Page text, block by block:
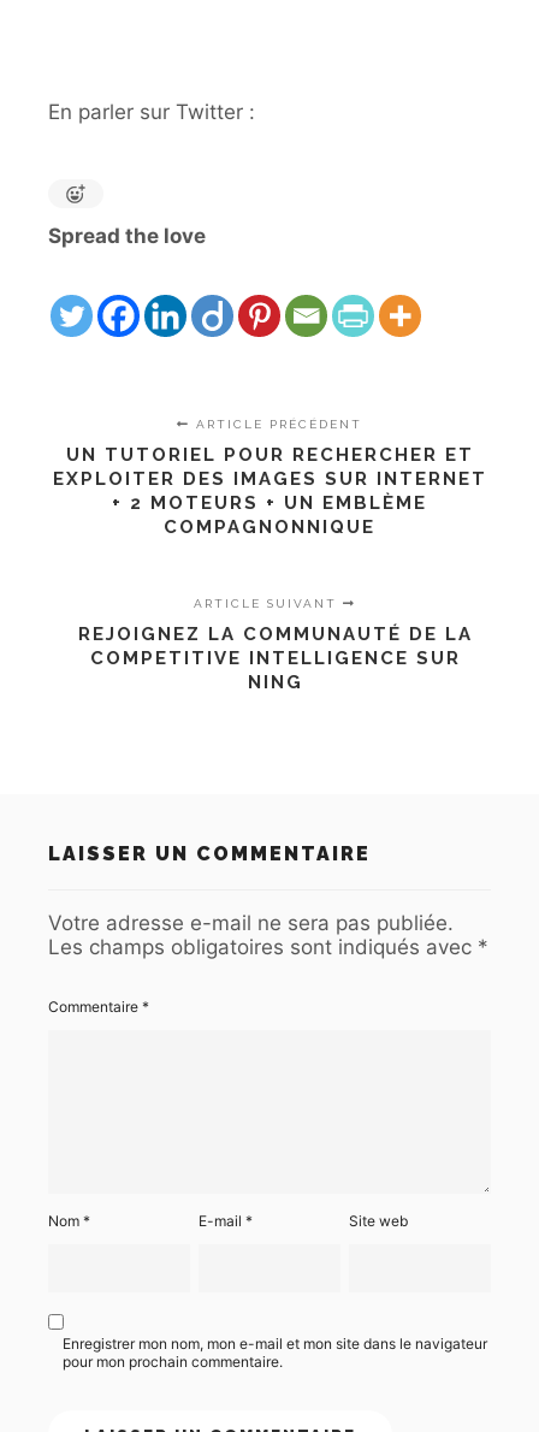
En parler sur Twitter :
Spread the love
ARTICLE PRÉCÉDENT
UN TUTORIEL POUR RECHERCHER ET
EXPLOITER DES IMAGES SUR INTERNET
+ 2 MOTEURS + UN EMBLÈME
COMPAGNONNIQUE
ARTICLE SUIVANT
REJOIGNEZ LA COMMUNAUTÉ DE LA
COMPETITIVE INTELLIGENCE SUR
NING
LAISSER UN COMMENTAIRE
Votre adresse e-mail ne sera pas publiée.
Les champs obligatoires sont indiqués avec *
Commentaire *
Nom * E-mail* Site web
Enregistrer mon nom, mon e-mail et mon site dans le navigateur
pour mon prochain commentaire.